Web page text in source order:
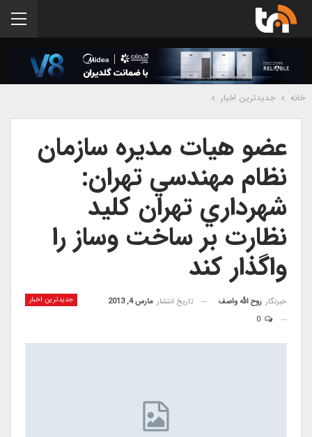
خانه جدیدترین اخبار
عضو هيات مديره سازمان
نظام مهندسي تهران:
شهرداري تهران كليد
نظارت بر ساخت وساز را
واگذار كند
جدیدترین اخبار خبرنگار روح الله واصف تاریخ انتشار مارس 4, 2013